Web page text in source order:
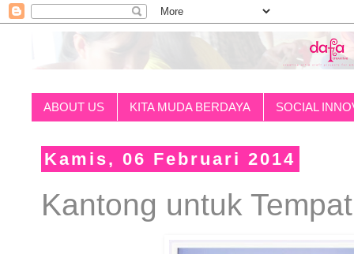
ABOUT US KITA MUDA BERDAYA SOCIAL
Kamis, 06 Februari 2014
Kantong untuk